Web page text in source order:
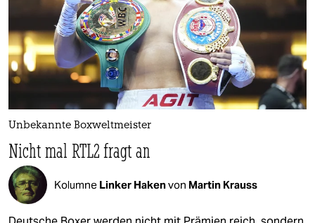
Unbekannte Boxweltmeister
Nicht mal RTL2 fragt an
Kolumne Linker Hakenvon Martin Krauss